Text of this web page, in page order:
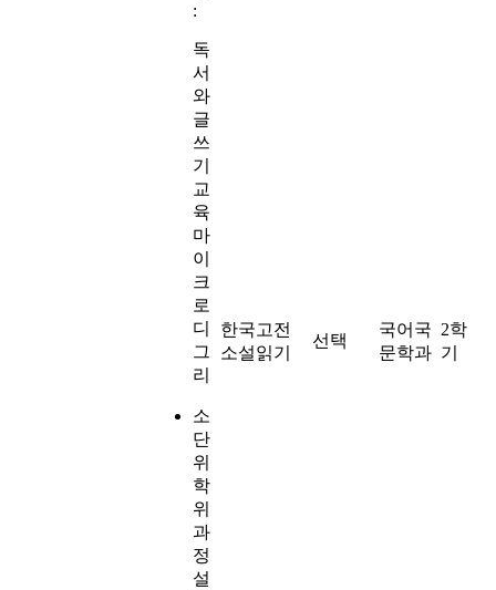
:
독
서
와
글
쓰
기
교
육
마
이
크
로
디
그
리
소
단
위
학
위
과
정
설
한국고전
소설읽기
선택
국어국
문학과
2학
기